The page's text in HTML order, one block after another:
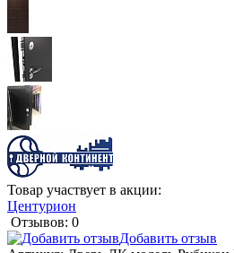
Товар участвует в акции:
Центурион
Отзывов: 0
Добавить отзыв